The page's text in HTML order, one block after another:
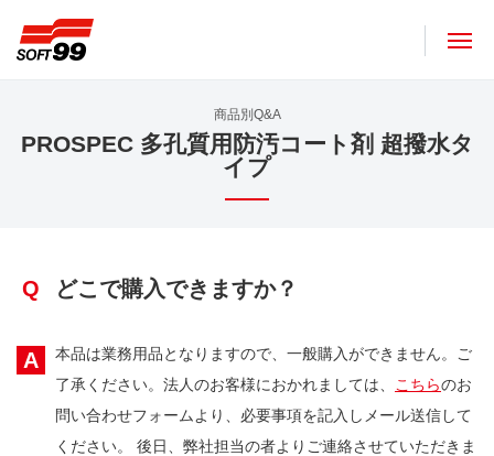
商品別Q&A
PROSPEC 多孔質用防汚コート剤 超撥水タ
イプ
Q どこで購入できますか？
A
本品は業務用品となりますので、一般購入ができません。ご
了承ください。法人のお客様におかれましては、
こちらのお
問い合わせフォームより、必要事項を記入しメール送信して
ください。 後日、弊社担当の者よりご連絡させていただきま